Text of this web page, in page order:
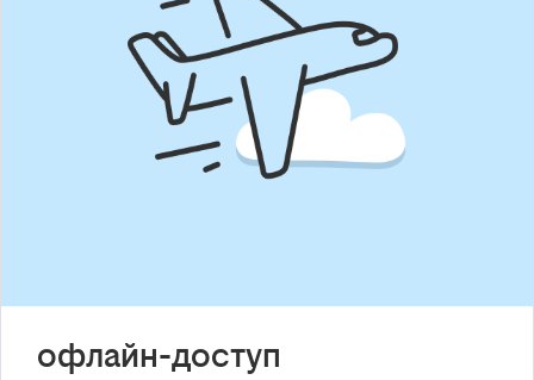
офлайн-доступ